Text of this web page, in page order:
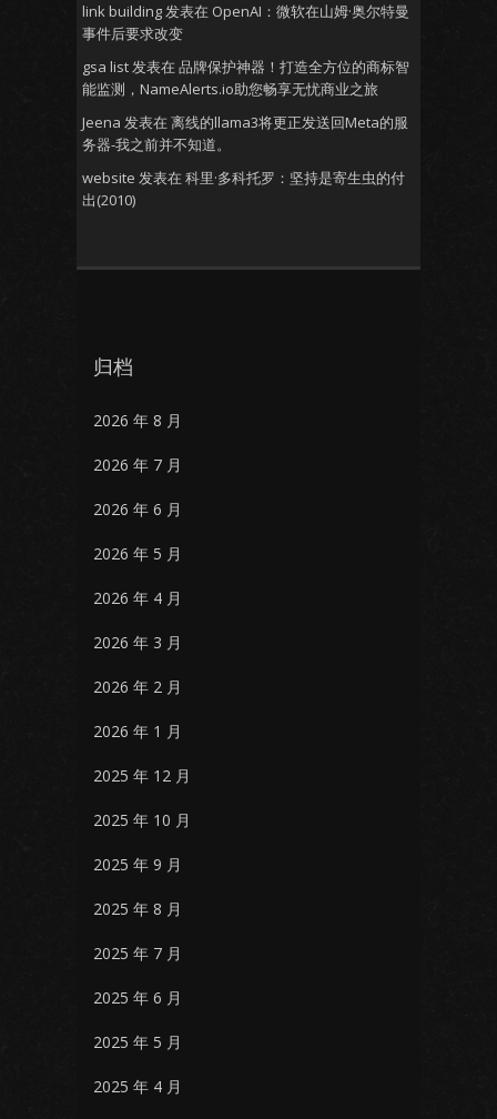
link building发表在 OpenAI：微软在山姆·奥尔特曼
事件后要求改变
gsa list发表在 品牌保护神器！打造全方位的商标智
能监测，NameAlerts.io助您畅享无忧商业之旅
Jeena 发表在 离线的llama3将更正发送回Meta的服
务器-我之前并不知道。
website 发表在 科里·多科托罗：坚持是寄生虫的付
出(2010)
归档
2026 年 8 月
2026 年 7 月
2026 年 6 月
2026 年 5 月
2026 年 4 月
2026 年 3 月
2026 年 2 月
2026 年 1 月
2025 年 12 月
2025 年 10 月
2025 年 9 月
2025 年 8 月
2025 年 7 月
2025 年 6 月
2025 年 5 月
2025 年 4 月